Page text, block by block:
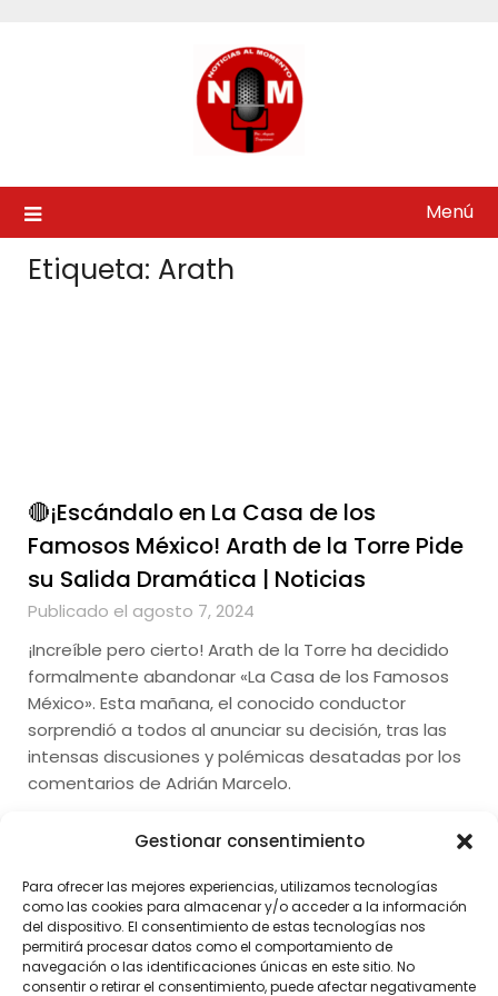
Menú
Etiqueta: Arath
🔴¡Escándalo en La Casa de los
Famosos México! Arath de la Torre Pide
su Salida Dramática | Noticias
Publicado el agosto 7, 2024
¡Increíble pero cierto! Arath de la Torre ha decidido
formalmente abandonar «La Casa de los Famosos
México». Esta mañana, el conocido conductor
sorprendió a todos al anunciar su decisión, tras las
intensas discusiones y polémicas desatadas por los
comentarios de Adrián Marcelo.
Gestionar consentimiento
Para ofrecer las mejores experiencias, utilizamos tecnologías
como las cookies para almacenar y/o acceder a la información
del dispositivo. El consentimiento de estas tecnologías nos
permitirá procesar datos como el comportamiento de
navegación o las identificaciones únicas en este sitio. No
consentir o retirar el consentimiento, puede afectar negativamente